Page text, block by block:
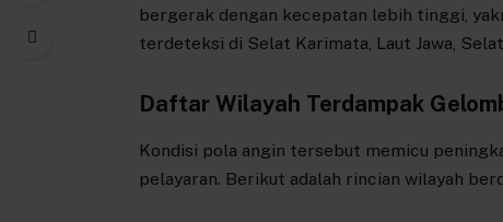
bergerak dengan kecepatan lebih tinggi,
terdeteksi di Selat Karimata, Laut Jawa,
Daftar Wilayah Terdampak
Kondisi pola angin tersebut memicu
pelayaran. Berikut adalah rincian wilayah